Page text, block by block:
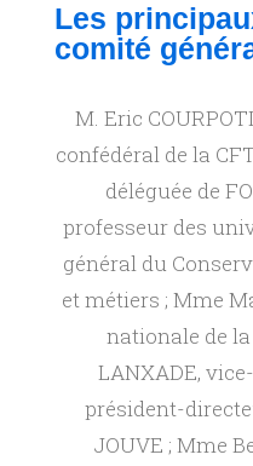
d
é
p
Les
comité
M. Eric
confédéral de la
déléguée de
professeur des
général du
et métiers ; Mme
nationale de
LANXADE,
président-
JOUVE ; Mme